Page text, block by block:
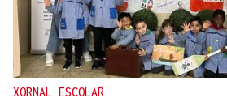
XORNAL ESCOLAR